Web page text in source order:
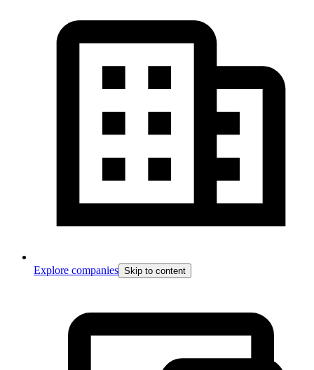
Explore companies Skip to content